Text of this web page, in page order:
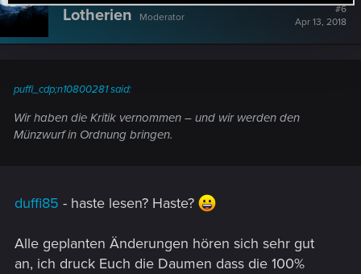
t
n
Lotherien Moderator
#6
Apr 13, 2018
puffi_cdp;n10800281 said:
Wir haben die Kritik vernommen – und wir werden den
Münzwurf in Ordnung bringen.
duffi85 - haste lesen? Haste?
Alle geplanten Änderungen hören sich sehr gut
an, ich druck Euch die Daumen dass die 100%